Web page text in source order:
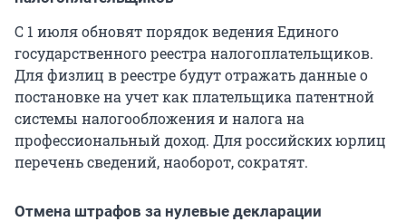
С 1 июля обновят порядок ведения Единого
государственного реестра налогоплательщиков.
Для физлиц в реестре будут отражать данные о
постановке на учет как плательщика патентной
системы налогообложения и налога на
профессиональный доход. Для российских юрлиц
перечень сведений, наоборот, сократят.
Отмена штрафов за нулевые декларации